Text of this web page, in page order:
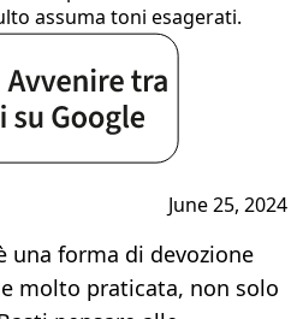
assuma toni esagerati.
June 25, 2024
una forma di devozione
molto praticata, non solo